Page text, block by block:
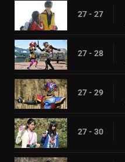
27 - 27
27 - 28
27 - 29
27 - 30